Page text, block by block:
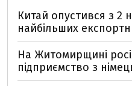
Китай опустився з 2
найбільших
На Житомирщині
підприємство з